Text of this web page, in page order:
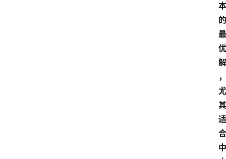
本
的
最
优
解
，
尤
其
适
合
中